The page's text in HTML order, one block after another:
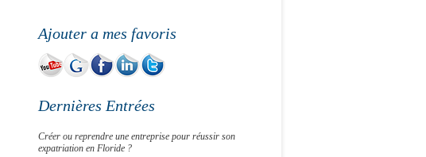
Ajouter a mes favoris
Dernières Entrées
Créer ou reprendre une entreprise pour réussir son
expatriation en Floride ?